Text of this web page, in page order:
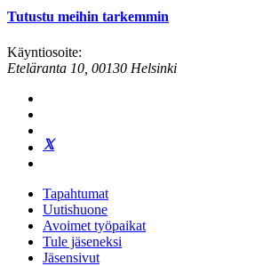
Tutustu meihin tarkemmin
Käyntiosoite:
Eteläranta 10, 00130 Helsinki
Tapahtumat
Uutishuone
Avoimet työpaikat
Tule jäseneksi
Jäsensivut